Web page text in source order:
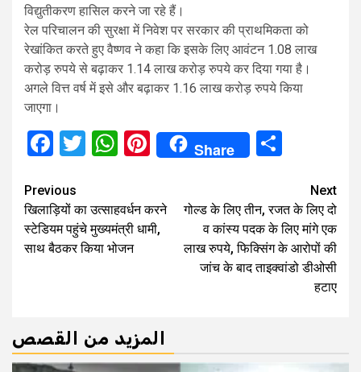
विद्युतीकरण हासिल करने जा रहे हैं।
रेल परिचालन की सुरक्षा में निवेश पर सरकार की प्राथमिकता को
रेखांकित करते हुए वैष्णव ने कहा कि इसके लिए आवंटन 1.08 लाख
करोड़ रुपये से बढ़ाकर 1.14 लाख करोड़ रुपये कर दिया गया है।
अगले वित्त वर्ष में इसे और बढ़ाकर 1.16 लाख करोड़ रुपये किया
जाएगा।
Facebook
TwitterWhatsApp
Pinterest
Share
Continue
Reading
Previous
खिलाड़ियों का उत्साहवर्धन करने
स्टेडियम पहुंचे मुख्यमंत्री धामी,
साथ बैठकर किया भोजन
Next
गोल्ड के लिए तीन, रजत के लिए दो
व कांस्य पदक के लिए मांगे एक
लाख रुपये, फिक्सिंग के आरोपों की
जांच के बाद ताइक्वांडो डीओसी
हटाए
المزيد من القصص